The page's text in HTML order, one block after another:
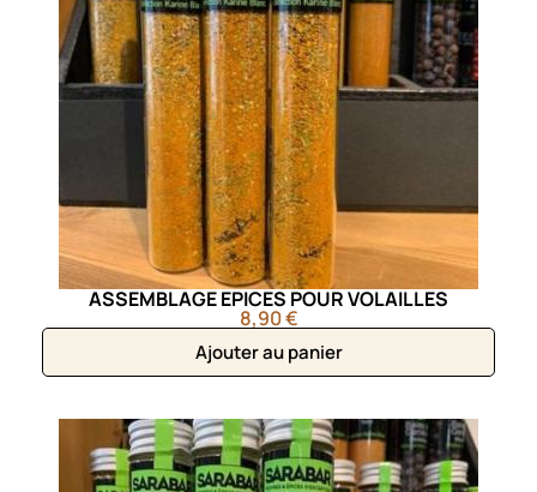
ASSEMBLAGE EPICES POUR VOLAILLES
8,90 €
Ajouter au panier